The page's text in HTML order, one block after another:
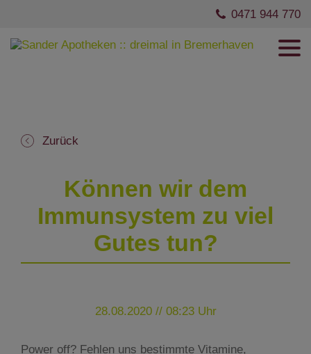
0471 944 770
Zurück
Können wir dem
Immunsystem zu viel
Gutes tun?
28.08.2020 // 08:23 Uhr
Power off? Fehlen uns bestimmte Vitamine,